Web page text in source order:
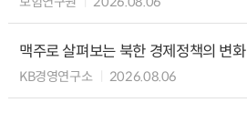
맥주로 살펴보는 북한 경제정책의 변화
KB경영연구소 2026.08.06